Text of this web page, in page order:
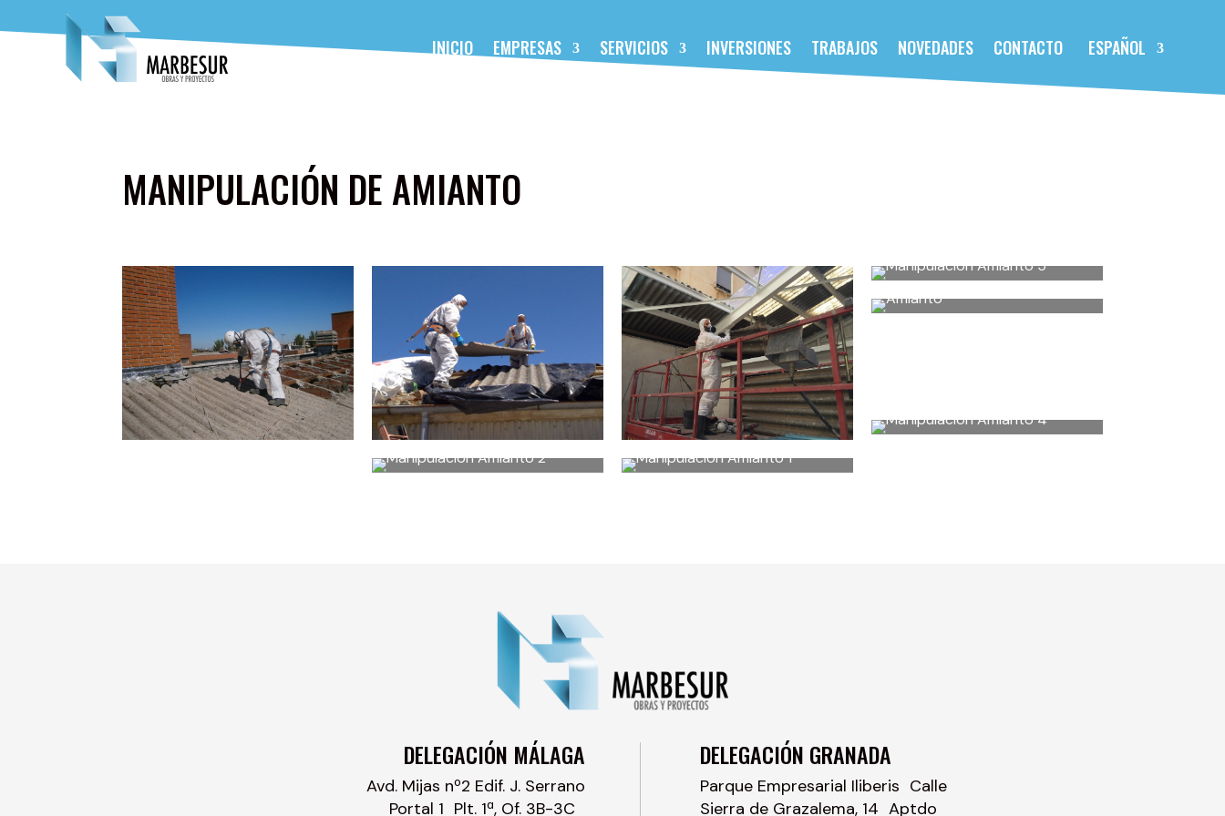
INICIO EMPRESAS SERVICIOS INVERSIONES TRABAJOS NOVEDADES CONTACTO ESPAÑOL
MANIPULACIÓN DE AMIANTO
DELEGACIÓN MÁLAGA
Avd. Mijas nº2 Edif. J. Serrano
Portal 1 Plt. 1ª, Of. 3B-3C
DELEGACIÓN GRANADA
Parque Empresarial Iliberis Calle
Sierra de Grazalema, 14 Aptdo